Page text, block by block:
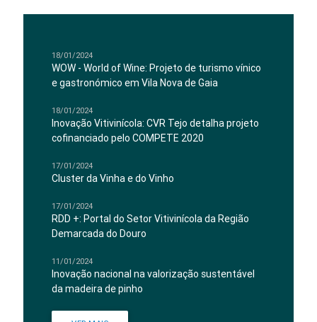
18/01/2024
WOW - World of Wine: Projeto de turismo vínico
e gastronómico em Vila Nova de Gaia
18/01/2024
Inovação Vitivinícola: CVR Tejo detalha projeto
cofinanciado pelo COMPETE 2020
17/01/2024
Cluster da Vinha e do Vinho
17/01/2024
RDD +: Portal do Setor Vitivinícola da Região
Demarcada do Douro
11/01/2024
Inovação nacional na valorização sustentável
da madeira de pinho